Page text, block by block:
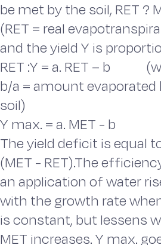
be met by the soil, RET ?
(RET = real
and the yield Y is
RET :Y = a. RET – b
b/a = amount evaporated
soil)
Y max. = a. MET - b
The yield deficit is equal
(MET - RET).The
an application of water
with the growth rate
is constant, but lessens
MET increases. Y max.